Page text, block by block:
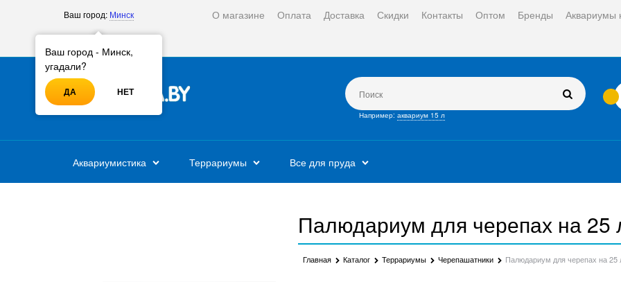
Ваш город: Минск О магазине Оплата Доставка Скидки Контакты Оптом Бренды Аквариумы
Например: аквариум 15 л
Аквариумистика Террариумы Все для пруда
Палюдариум для черепах на 25
Главная Каталог Террариумы Черепашатники Палюдариум для черепах на 25
Ваш город - Минск,
угадали?
ДА НЕТ